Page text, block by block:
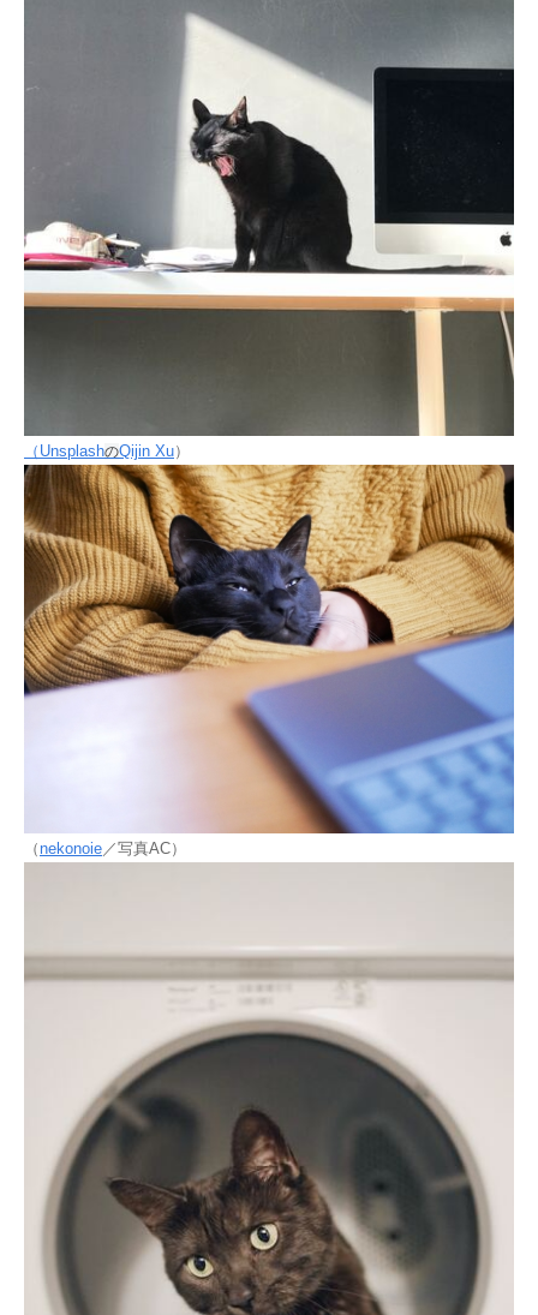
（UnsplashのQijin Xu）
（nekonoie ／写真AC）